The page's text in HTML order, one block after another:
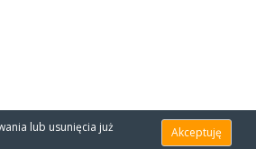
lub usunięcia już
Akceptuję